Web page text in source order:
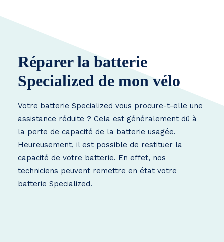
Réparer la batterie
Specialized de mon vélo
Votre batterie Specialized vous procure-t-elle une
assistance réduite ? Cela est généralement dû à
la perte de capacité de la batterie usagée.
Heureusement, il est possible de restituer la
capacité de votre batterie. En effet, nos
techniciens peuvent remettre en état votre
batterie Specialized.